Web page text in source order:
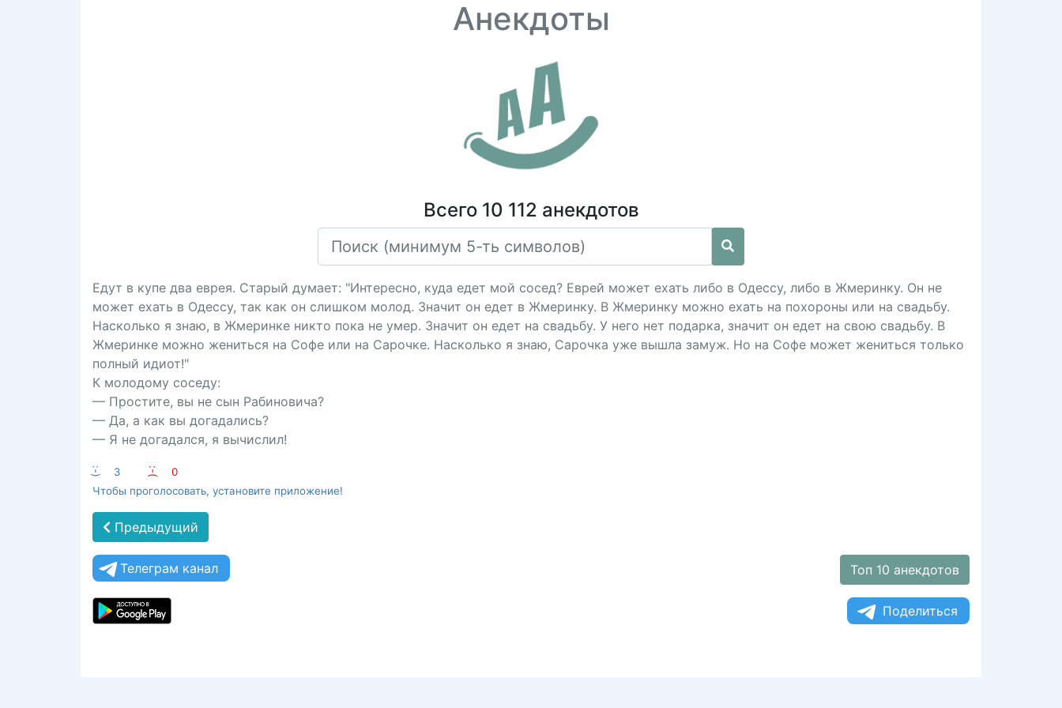
Анекдоты
Всего 10 112 анекдотов
Едут в купе два еврея. Старый думает: "Интересно, куда едет мой сосед? Еврей может ехать либо в Одессу, либо в Жмеринку. Он не
может ехать в Одессу, так как он слишком молод. Значит он едет в Жмеринку. В Жмеринку можно ехать на похороны или на свадьбу.
Насколько я знаю, в Жмеринке никто пока не умер. Значит он едет на свадьбу. У него нет подарка, значит он едет на свою свадьбу. В
Жмеринке можно жениться на Софе или на Сарочке. Насколько я знаю, Сарочка уже вышла замуж. Но на Софе может жениться только
полный идиот!"
К молодому соседу:
— Простите, вы не сын Рабиновича?
— Да, а как вы догадались?
— Я не догадался, я вычислил!
:-) 3 :-(
0
Чтобы проголосовать, установите приложение!
Предыдущий
Телеграм канал Топ 10 анекдотов
Поделиться